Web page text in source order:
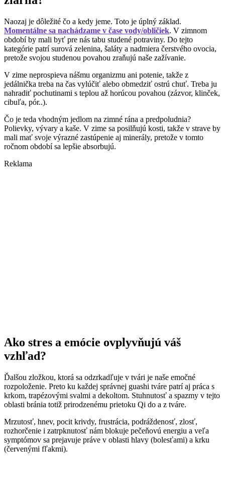
Naozaj je dôležité čo a kedy jeme. Toto je úplný základ.
Momentálne sa nachádzame v čase vody/obličiek. V zimnom
období by mali byť pre nás tabu studené potraviny. Do tejto
kategórie patrí surová zelenina, šaláty a nadmiera čerstvého ovocia,
pretože svojou studenou povahou zraňujú naše zažívanie.
V zime neprospieva nášmu organizmu ani potenie, takže z
jedálnička treba na čas vylúčiť alebo obmedziť ostrú chuť. Treba ju
nahradiť pochutinami s teplou až horúcou povahou (zázvor, klinček,
cibuľa, pór..).
Čo je teda vhodným jedlom na zimné rána a predpoludnia?
Polievky, vývary a kaše. V zime sa posilňujú kosti, takže v strave by
mali mať svoje výrazné zastúpenie aj minerály, pretože v tomto
ročnom období sa lepšie absorbujú.
Reklama
Ako stres a emócie ovplyvňujú váš
vzhľad?
Ďalšou zložkou, ktorá sa odzrkadľuje v tvári je naše emočné
rozpoloženie. Preto ku každej správnej guashi tváre patrí aj práca s
krkom, trapézovými svalmi a dekoltom. Stuhnutosť a spazmy v tejto
oblasti bránia totiž prirodzenému prietoku Qi do a z tváre.
Mrzutosť, hnev, pocit krivdy, frustrácia, podráždenosť, zlosť,
rozhorčenie i zatrpknutosť nám blokuje pečeňovú energiu a veľa
symptómov sa prejavuje práve v oblasti hlavy (bolesťami) a krku
(červenými fľakmi).